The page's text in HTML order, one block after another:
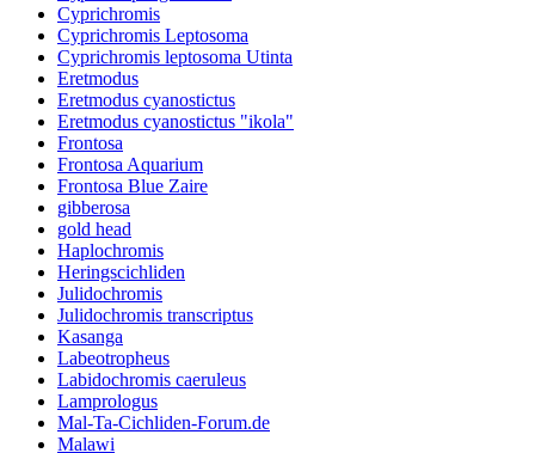
Cyprichromis
Cyprichromis Leptosoma
Cyprichromis leptosoma Utinta
Eretmodus
Eretmodus cyanostictus
Eretmodus cyanostictus "ikola"
Frontosa
Frontosa Aquarium
Frontosa Blue Zaire
gibberosa
gold head
Haplochromis
Heringscichliden
Julidochromis
Julidochromis transcriptus
Kasanga
Labeotropheus
Labidochromis caeruleus
Lamprologus
Mal-Ta-Cichliden-Forum.de
Malawi